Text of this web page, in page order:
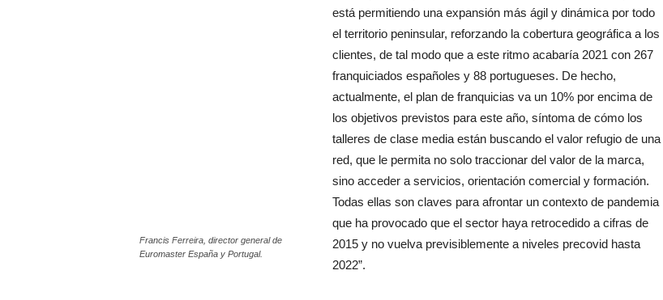
Francis Ferreira, director general de
Euromaster España y Portugal.
está permitiendo una expansión más ágil y dinámica por todo
el territorio peninsular, reforzando la cobertura geográfica a los
clientes, de tal modo que a este ritmo acabaría 2021 con 267
franquiciados españoles y 88 portugueses. De hecho,
actualmente, el plan de franquicias va un 10% por encima de
los objetivos previstos para este año, síntoma de cómo los
talleres de clase media están buscando el valor refugio de una
red, que le permita no solo traccionar del valor de la marca,
sino acceder a servicios, orientación comercial y formación.
Todas ellas son claves para afrontar un contexto de pandemia
que ha provocado que el sector haya retrocedido a cifras de
2015 y no vuelva previsiblemente a niveles precovid hasta
2022”.